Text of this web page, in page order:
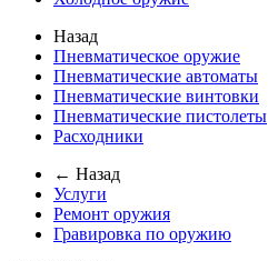
Назад
Пневматическое оружие
Пневматические автоматы
Пневматические винтовки
Пневматические пистолеты
Расходники
← Назад
Услуги
Ремонт оружия
Гравировка по оружию